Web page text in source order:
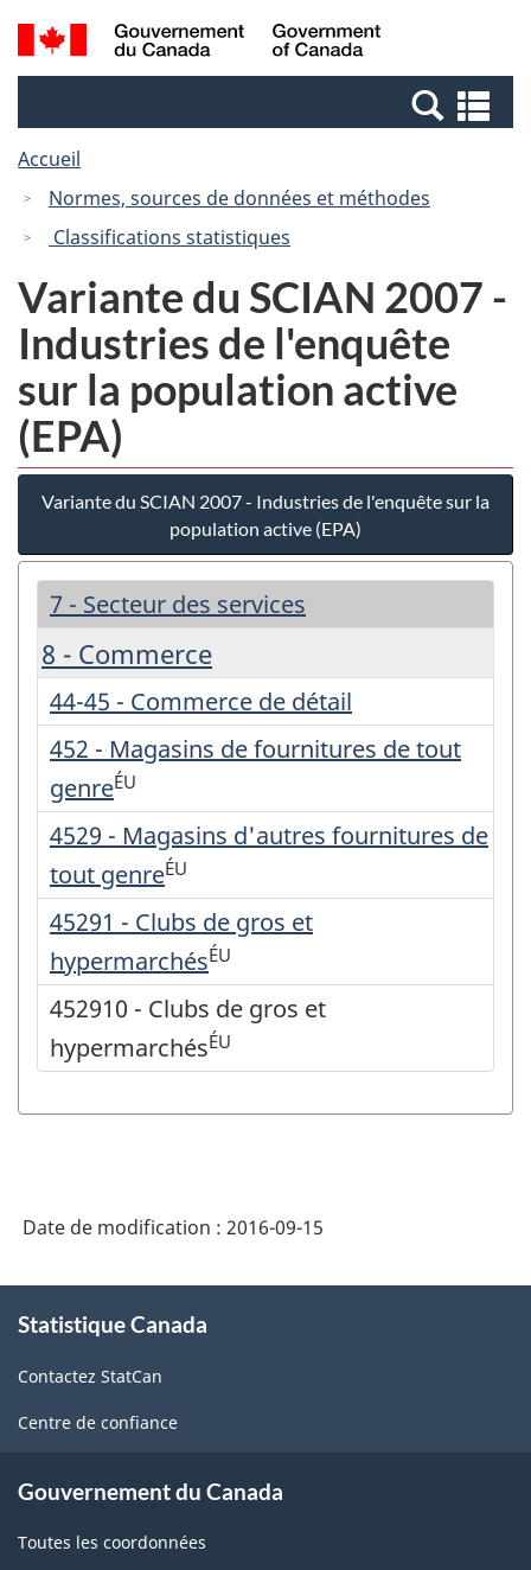
Passer
au
Passer
à
Canada
Recherche
et
et
Accueil
Normes, sources de données et méthodes
Classifications statistiques
Variante du SCIAN 2007 -
Industries de l'enquête
sur la population active
(EPA)
Variante du SCIAN 2007 - Industries de l'enquête sur la
population active (EPA)
7 - Secteur des services
8 - Commerce
44-45 - Commerce de détail
452 - Magasins de fournitures de tout
genreÉU
4529 - Magasins d'autres fournitures de
tout genreÉU
45291 - Clubs de gros et
hypermarchésÉU
452910 - Clubs de gros et
hypermarchésÉU
Date de modification : 2016-09-15
propos
ce
site
Statistique Canada
Contactez StatCan
Centre de confiance
Gouvernement du Canada
Toutes les coordonnées